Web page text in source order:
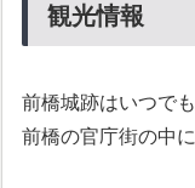
観光情報
前橋城跡はいつで
前橋の官庁街の中